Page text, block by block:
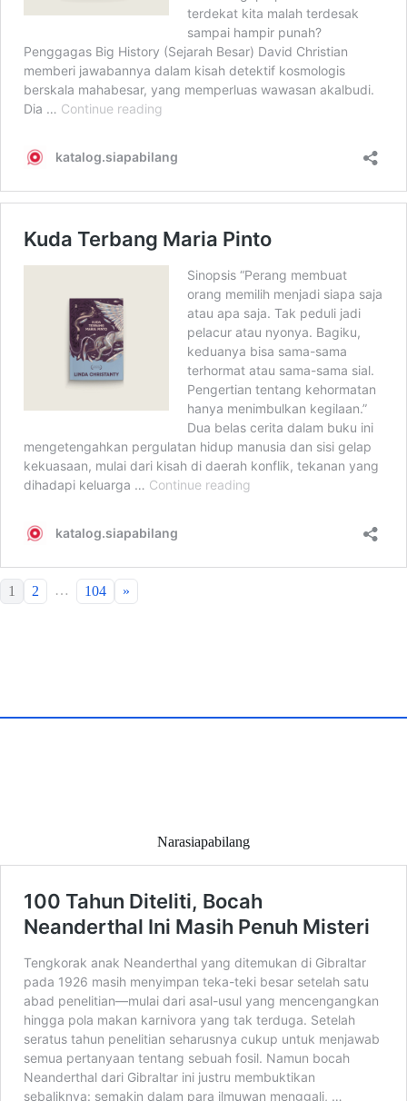
1 2 … 104 »
Narasiapabilang